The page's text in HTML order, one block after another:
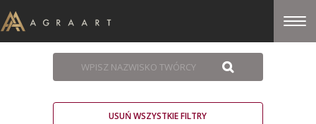
USUŃ WSZYSTKIE FILTRY